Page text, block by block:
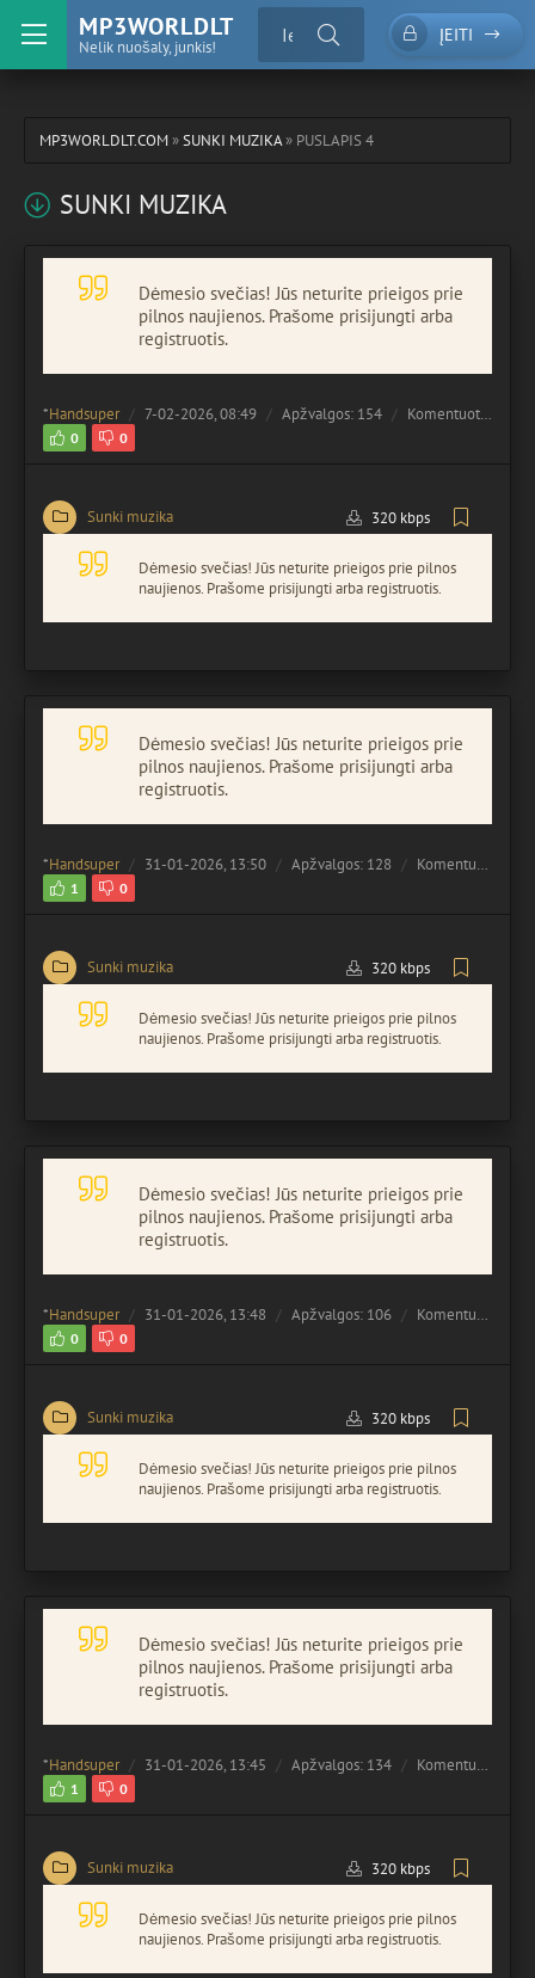
MP3WORLDLT
Nelik nuošaly, junkis!
ĮEITI
MP3WORLDLT.COM»SUNKI MUZIKA» PUSLAPIS 4
SUNKI MUZIKA
Dėmesio svečias! Jūs neturite prieigos prie
pilnos naujienos. Prašome prisijungti arba
registruotis.
*Handsuper 7-02-2026, 08:49 Apžvalgos: 154 Komentuota:
0 0
Sunki muzika 320 kbps
Dėmesio svečias! Jūs neturite prieigos prie pilnos
naujienos. Prašome prisijungti arba registruotis.
Dėmesio svečias! Jūs neturite prieigos prie
pilnos naujienos. Prašome prisijungti arba
registruotis.
*Handsuper 31-01-2026, 13:50 Apžvalgos: 128 Komentuota:
1 0
Sunki muzika 320 kbps
Dėmesio svečias! Jūs neturite prieigos prie pilnos
naujienos. Prašome prisijungti arba registruotis.
Dėmesio svečias! Jūs neturite prieigos prie
pilnos naujienos. Prašome prisijungti arba
registruotis.
*Handsuper 31-01-2026, 13:48 Apžvalgos: 106 Komentuota:
0 0
Sunki muzika 320 kbps
Dėmesio svečias! Jūs neturite prieigos prie pilnos
naujienos. Prašome prisijungti arba registruotis.
Dėmesio svečias! Jūs neturite prieigos prie
pilnos naujienos. Prašome prisijungti arba
registruotis.
*Handsuper 31-01-2026, 13:45 Apžvalgos: 134 Komentuota:
1 0
Sunki muzika 320 kbps
Dėmesio svečias! Jūs neturite prieigos prie pilnos
naujienos. Prašome prisijungti arba registruotis.